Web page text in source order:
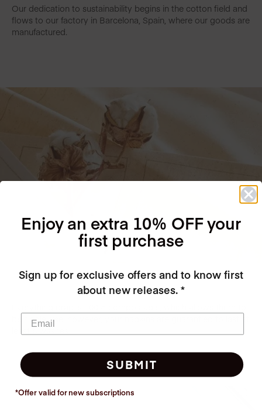
Our dedication to sustainability begins in the cotton field and
flows to our factory in Barcelona, Spain, where our goods are
manufactured.
be single-use, however, your napkins are guarantied to last at
least 6 washes.
Enjoy an extra 10% OFF your
first purchase
Sign up for exclusive offers and to know first
about new releases. *
SUBMIT
*Offer valid for newsubscriptions